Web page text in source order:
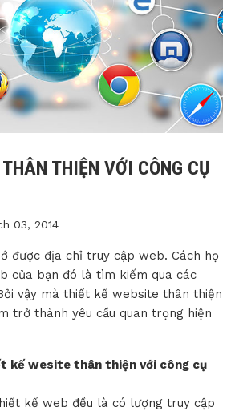
THIỆN VỚI CÔNG CỤ
03, 2014
được địa chỉ truy cập web. Cách họ
của bạn đó là tìm kiếm qua các
vậy mà thiết kế website thân thiện
trở thành yêu cầu quan trọng hiện
kế wesite thân thiện với công cụ
kế web đều là có lượng truy cập